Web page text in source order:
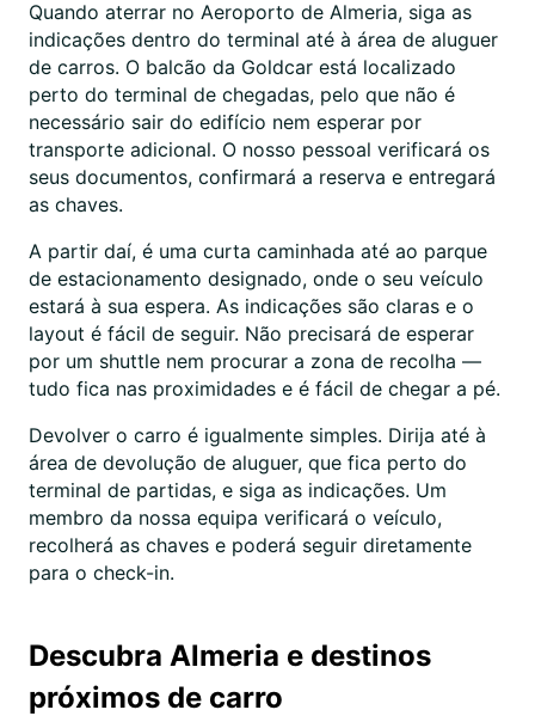
Quando aterrar no Aeroporto de Almeria, siga as
indicações dentro do terminal até à área de aluguer
de carros. O balcão da Goldcar está localizado
perto do terminal de chegadas, pelo que não é
necessário sair do edifício nem esperar por
transporte adicional. O nosso pessoal verificará os
seus documentos, confirmará a reserva e entregará
as chaves.
A partir daí, é uma curta caminhada até ao parque
de estacionamento designado, onde o seu veículo
estará à sua espera. As indicações são claras e o
layout é fácil de seguir. Não precisará de esperar
por um shuttle nem procurar a zona de recolha —
tudo fica nas proximidades e é fácil de chegar a pé.
Devolver o carro é igualmente simples. Dirija até à
área de devolução de aluguer, que fica perto do
terminal de partidas, e siga as indicações. Um
membro da nossa equipa verificará o veículo,
recolherá as chaves e poderá seguir diretamente
para o check-in.
Descubra Almeria e destinos
próximos de carro